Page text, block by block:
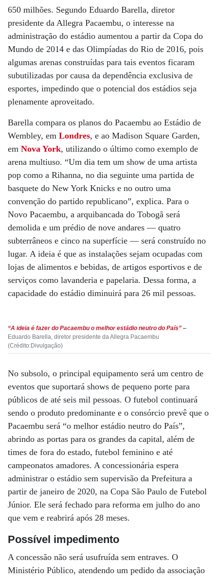
650 milhões. Segundo Eduardo Barella, diretor
presidente da Allegra Pacaembu, o interesse na
administração do estádio aumentou a partir da Copa do
Mundo de 2014 e das Olimpíadas do Rio de 2016, pois
algumas arenas construídas para tais eventos ficaram
subutilizadas por causa da dependência exclusiva de
esportes, impedindo que o potencial dos estádios seja
plenamente aproveitado.
Barella compara os planos do Pacaembu ao Estádio de
Wembley, em Londres, e ao Madison Square Garden,
em Nova York, utilizando o último como exemplo de
arena multiuso. “Um dia tem um show de uma artista
pop como a Rihanna, no dia seguinte uma partida de
basquete do New York Knicks e no outro uma
convenção do partido republicano”, explica. Para o
Novo Pacaembu, a arquibancada do Tobogã será
demolida e um prédio de nove andares — quatro
subterrâneos e cinco na superfície — será construído no
lugar. A ideia é que as instalações sejam ocupadas com
lojas de alimentos e bebidas, de artigos esportivos e de
serviços como lavanderia e papelaria. Dessa forma, a
capacidade do estádio diminuirá para 26 mil pessoas.
“A ideia é fazer do Pacaembu o melhor estádio neutro do País” –
Eduardo Barella, diretor presidente da Allegra Pacaembu
(Crédito:Divulgação)
No subsolo, o principal equipamento será um centro de
eventos que suportará shows de pequeno porte para
públicos de até seis mil pessoas. O futebol continuará
sendo o produto predominante e o consórcio prevê que o
Pacaembu será “o melhor estádio neutro do País”,
abrindo as portas para os grandes da capital, além de
times de fora do estado, futebol feminino e até
campeonatos amadores. A concessionária espera
administrar o estádio sem supervisão da Prefeitura a
partir de janeiro de 2020, na Copa São Paulo de Futebol
Júnior. Ele será fechado para reforma em julho do ano
que vem e reabrirá após 28 meses.
Possível impedimento
A concessão não será usufruída sem entraves. O
Ministério Público, atendendo um pedido da associação